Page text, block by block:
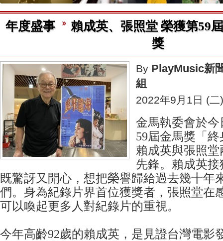
年度盛事
賴成英、張照堂 榮獲第59
獎
By PlayMusic新
組
2022年9月1日 (二)
金馬執委會於
59屆金馬獎「
賴成英與張照
先鋒。賴成英
既驚訝又開心，想把榮譽歸給過去幾十年
們。身為紀錄片界首位獲獎者，張照堂在
可以喚起更多人對紀錄片的重視。
今年高齡92歲的賴成英，是見證台灣電影